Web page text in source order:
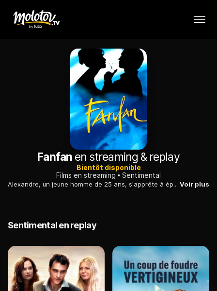
Fanfanen streaming & replay
Bientôt disponible
Films en streaming
Sentimental
Alexandre, un jeune homme de 25 ans, s'apprête à épouser Laure, avec laquelle il a déjà l'impression de former un vieux couple. Il fait bientôt la connaissance de Fanfan et succombe à son charme... Voir plus
Sentimental en replay